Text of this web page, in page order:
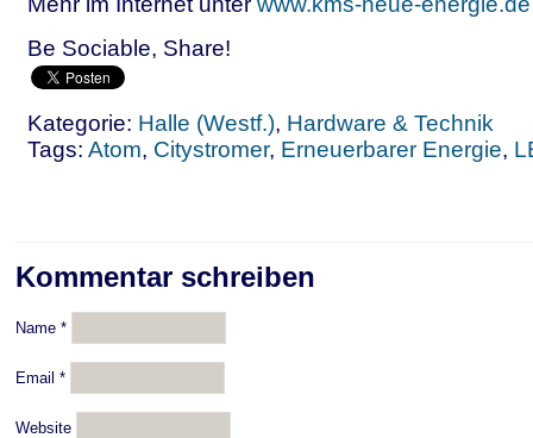
Be Sociable, Share!
Kategorie: Halle (Westf.), Hardware & Technik
Tags: Atom, Citystromer, Erneuerbarer Energie,
Kommentar schreiben
Name *
Email *
Website